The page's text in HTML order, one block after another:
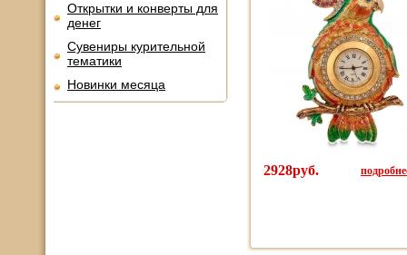
Открытки и конверты для
денег
Сувениры курительной
тематики
Новинки месяца
2928руб.